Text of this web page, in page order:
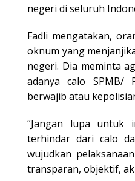
negeri di seluruh
Fadli mengatakan,
oknum yang
negeri. Dia meminta
adanya calo SPMB/
berwajib atau
“Jangan lupa untuk
terhindar dari calo
wujudkan
transparan, objektif,